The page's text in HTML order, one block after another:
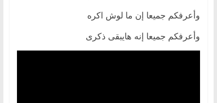
وأعرفكم جميعا إن ما لوش اكره
وأعرفكم جميعا إنه هايبقى ذكرى